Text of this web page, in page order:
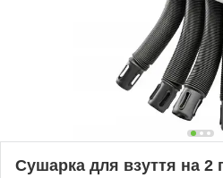
Сушарка для взуття на 2